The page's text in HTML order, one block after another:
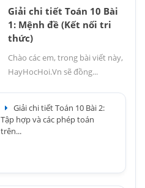
Giải chi tiết Toán 10 Bài
1: Mệnh đề (Kết nối tri
thức)
Chào các em, trong bài viết này,
HayHocHoi.Vn sẽ đồng...
Giải chi tiết Toán 10 Bài 2:
Tập hợp và các phép toán
trên...